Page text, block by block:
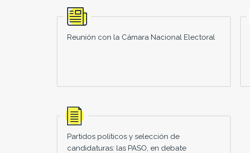
Reunión con la Cámara Nacional Electoral
Partidos políticos y selección de
candidaturas: las PASO, en debate